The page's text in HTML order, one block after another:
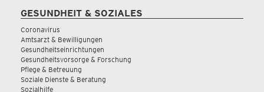
GESUNDHEIT & SOZIALES
Coronavirus
Amtsarzt & Bewilligungen
Gesundheitseinrichtungen
Gesundheitsvorsorge & Forschung
Pflege & Betreuung
Soziale Dienste & Beratung
Sozialhilfe